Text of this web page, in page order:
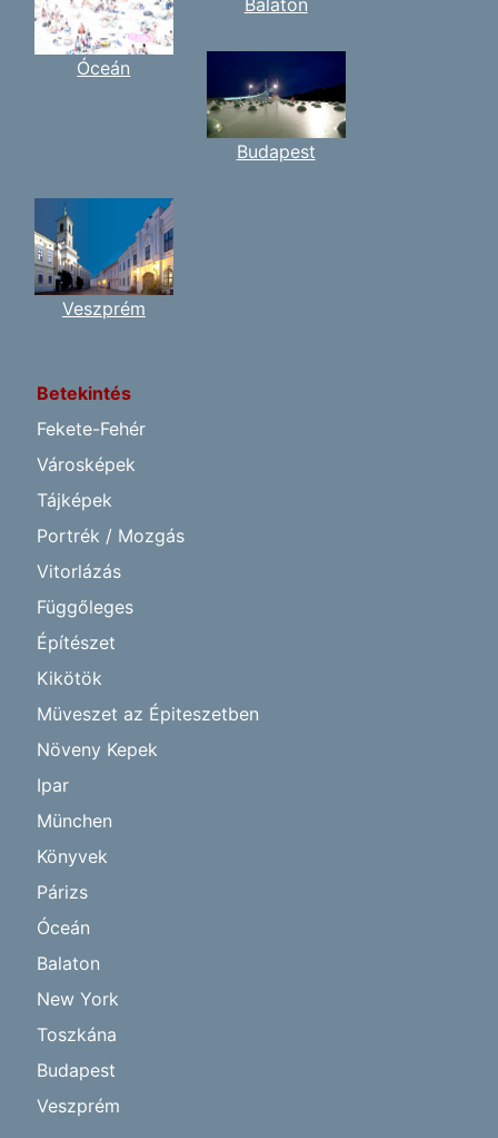
Betekintés
Fekete-Fehér
Városképek
Tájképek
Portrék / Mozgás
Vitorlázás
Függőleges
Építészet
Kikötök
Müveszet az Épiteszetben
Növeny Kepek
Ipar
München
Könyvek
Párizs
Óceán
Balaton
New York
Toszkána
Budapest
Veszprém
Óceán
Budapest
Veszprém